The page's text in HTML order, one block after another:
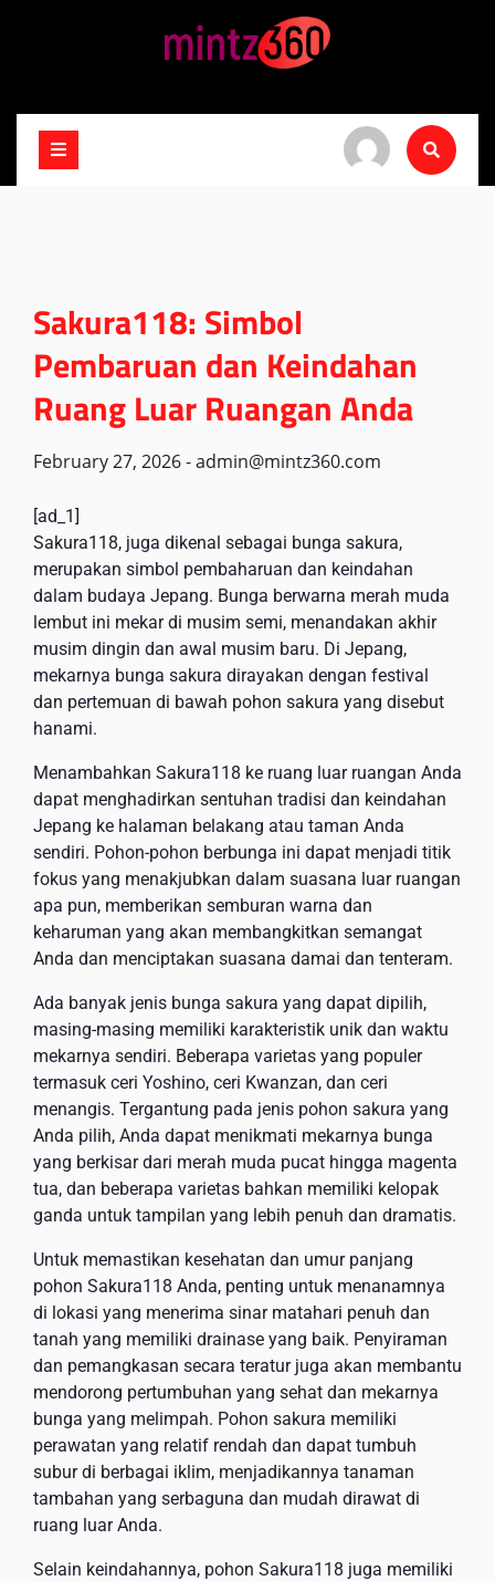
Sakura118: Simbol
Pembaruan dan Keindahan
Ruang Luar Ruangan Anda
February 27, 2026-admin@mintz360.com
[ad_1]
Sakura118, juga dikenal sebagai bunga sakura,
merupakan simbol pembaharuan dan keindahan
dalam budaya Jepang. Bunga berwarna merah muda
lembut ini mekar di musim semi, menandakan akhir
musim dingin dan awal musim baru. Di Jepang,
mekarnya bunga sakura dirayakan dengan festival
dan pertemuan di bawah pohon sakura yang disebut
hanami.
Menambahkan Sakura118 ke ruang luar ruangan Anda
dapat menghadirkan sentuhan tradisi dan keindahan
Jepang ke halaman belakang atau taman Anda
sendiri. Pohon-pohon berbunga ini dapat menjadi titik
fokus yang menakjubkan dalam suasana luar ruangan
apa pun, memberikan semburan warna dan
keharuman yang akan membangkitkan semangat
Anda dan menciptakan suasana damai dan tenteram.
Ada banyak jenis bunga sakura yang dapat dipilih,
masing-masing memiliki karakteristik unik dan waktu
mekarnya sendiri. Beberapa varietas yang populer
termasuk ceri Yoshino, ceri Kwanzan, dan ceri
menangis. Tergantung pada jenis pohon sakura yang
Anda pilih, Anda dapat menikmati mekarnya bunga
yang berkisar dari merah muda pucat hingga magenta
tua, dan beberapa varietas bahkan memiliki kelopak
ganda untuk tampilan yang lebih penuh dan dramatis.
Untuk memastikan kesehatan dan umur panjang
pohon Sakura118 Anda, penting untuk menanamnya
di lokasi yang menerima sinar matahari penuh dan
tanah yang memiliki drainase yang baik. Penyiraman
dan pemangkasan secara teratur juga akan membantu
mendorong pertumbuhan yang sehat dan mekarnya
bunga yang melimpah. Pohon sakura memiliki
perawatan yang relatif rendah dan dapat tumbuh
subur di berbagai iklim, menjadikannya tanaman
tambahan yang serbaguna dan mudah dirawat di
ruang luar Anda.
Selain keindahannya, pohon Sakura118 juga memiliki